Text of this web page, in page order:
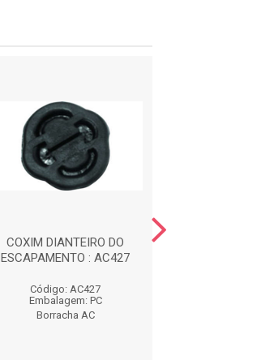
COXIM DIANTEIRO DO
ESCAPAMENTO : AC427
Código: AC427
Embalagem: PC
Borracha AC